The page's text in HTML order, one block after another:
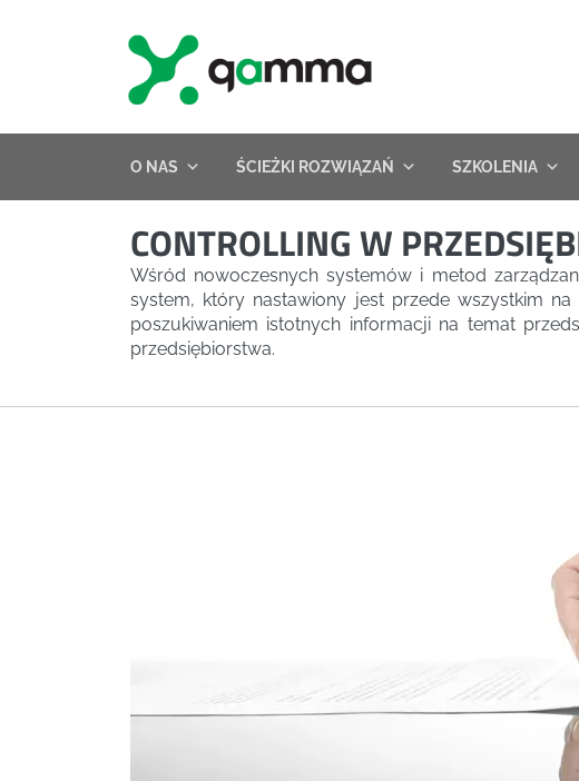
O NAS ŚCIEŻKI ROZWIĄZAŃ SZKOLENIA
CONTROLLING W
Wśród nowoczesnych systemów i metod
system, który nastawiony jest przede wszystkim
poszukiwaniem istotnych informacji na temat
przedsiębiorstwa.